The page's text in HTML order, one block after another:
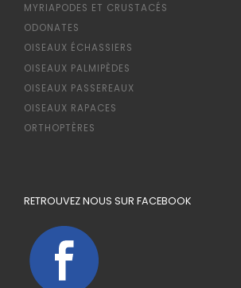
MYRIAPODES ET CRUSTACÉS
ODONATES
OISEAUX ÉCHASSIERS
OISEAUX PALMIPÈDES
OISEAUX PASSEREAUX
OISEAUX RAPACES
ORTHOPTÈRES
RETROUVEZ NOUS SUR FACEBOOK